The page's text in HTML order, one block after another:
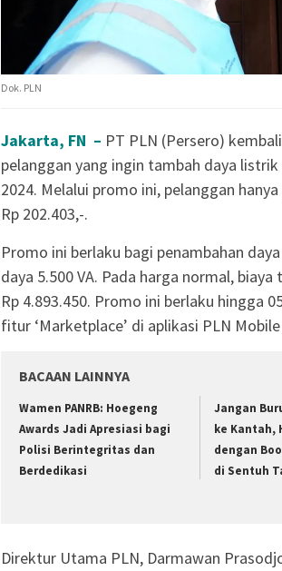
Dok. PLN
Jakarta, FN – PT PLN (Persero)
pelanggan yang ingin tambah daya
2024. Melalui promo ini, pelanggan
Rp 202.403,-.
Promo ini berlaku bagi penambahan
daya 5.500 VA. Pada harga normal,
Rp 4.893.450. Promo ini berlaku hingga
fitur ‘Marketplace’ di aplikasi PLN
BACAAN LAINNYA
Wamen PANRB: Hoegeng
Awards Jadi Apresiasi bagi
Polisi Berintegritas dan
Berdedikasi
Jangan
ke Kantah,
dengan
di Sentuh
Direktur Utama PLN, Darmawan